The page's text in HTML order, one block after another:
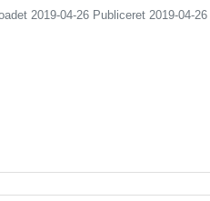
2019-04-26 Publiceret2019-04-26